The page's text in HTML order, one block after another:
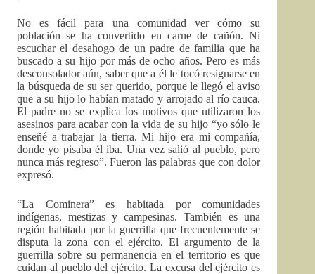
No es fácil para una comunidad ver cómo su
población se ha convertido en carne de cañón. Ni
escuchar el desahogo de un padre de familia que ha
buscado a su hijo por más de ocho años. Pero es más
desconsolador aún, saber que a él le tocó resignarse en
la búsqueda de su ser querido, porque le llegó el aviso
que a su hijo lo habían matado y arrojado al río cauca.
El padre no se explica los motivos que utilizaron los
asesinos para acabar con la vida de su hijo “yo sólo le
enseñé a trabajar la tierra. Mi hijo era mi compañía,
donde yo pisaba él iba. Una vez salió al pueblo, pero
nunca más regreso”. Fueron las palabras que con dolor
expresó.
“La Cominera” es habitada por comunidades
indígenas, mestizas y campesinas. También es una
región habitada por la guerrilla que frecuentemente se
disputa la zona con el ejército. El argumento de la
guerrilla sobre su permanencia en el territorio es que
cuidan al pueblo del ejército. La excusa del ejército es